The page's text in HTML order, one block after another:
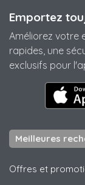
Emportez
Améliorez votre
rapides, une
exclusifs pour
Meilleures
Offres et